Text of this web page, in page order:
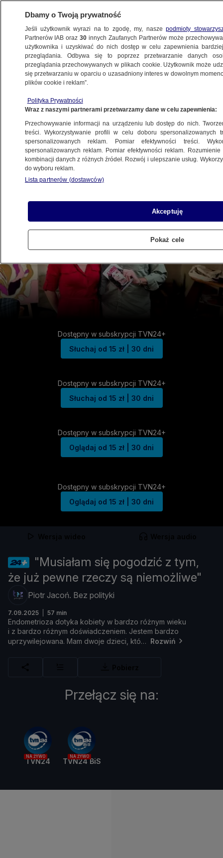
Dostępny w subskrypcji TVN24+
Słuchaj od 15 zł | 30 dni
Dostępny w subskrypcji TVN24+
Słuchaj od 15 zł | 30 dni
Dostępny w subskrypcji TVN24+
Oglądaj od 15 zł | 30 dni
Dostępny w subskrypcji TVN24+
Oglądaj od 15 zł | 30 dni
"Musiałam się pogodzić z tym,
że już pewne rzeczy są niemożliwe"
Piotr Jacoń. Bez polityki
7.09.2025 57 min
Endometrioza dotyka kobiety w bardzo różnym wieku
i z bardzo różnym doświadczeniem. Jestem bardzo
uprzywilejowana. Mam dwoje dzieci, któ Rozwiń
Przełącz się na:
NA ŻYWO
TVN24
NA ŻYWO
TVN24 BiS
Dbamy o Twoją prywatność
Jeśli użytkownik wyrazi na to zgodę, my, naszepodmioty
Partnerów IAB oraz30 innych Zaufanych Partnerów może
użytkownika i uzyskiwać do nich dostęp w celu zapewnienia
przeglądania. Odbywa się to poprzez przetwarzanie danych
przeglądania przechowywanych w plikach cookie. Użytkownik może
się przetwarzaniu w oparciu o uzasadniony interes w dowolnym
plików cookie i reklam”.
Polityka Prywatności
Wraz z naszymi partnerami przetwarzamy dane w celu zapewnienia:
Przechowywanie informacji na urządzeniu lub dostęp do nich.
treści. Wykorzystywanie profili w celu doboru spersonalizowanych
spersonalizowanych reklam. Pomiar efektywności treści.
spersonalizowanych reklam. Pomiar efektywności reklam.
kombinacji danych z różnych źródeł. Rozwój i ulepszanie usług.
do wyboru reklam.
Lista partnerów (dostawców)
Akceptuję
Pokaż cele